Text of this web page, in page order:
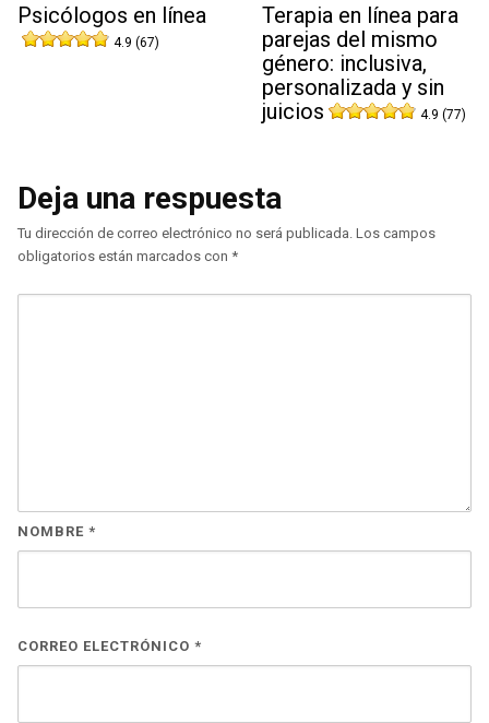
Psicólogos en línea
4.9 (67)
Terapia en línea para
parejas del mismo
género: inclusiva,
personalizada y sin
juicios
4.9 (77)
Deja una respuesta
Tu dirección de correo electrónico no será publicada. Los campos
obligatorios están marcados con *
NOMBRE *
CORREO ELECTRÓNICO *